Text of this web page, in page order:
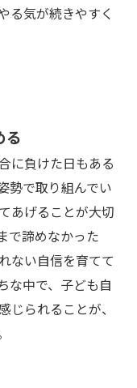
る気が続きやすく
る
に負けた日もある
勢で取り組んでい
あげることが大切
で諦めなかった
ない自信を育てて
な中で、子ども自
じられることが、